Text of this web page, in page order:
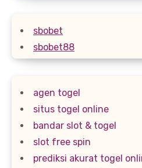
sbobet
sbobet88
agen togel
situs togel online
bandar slot & togel
slot free spin
prediksi akurat togel